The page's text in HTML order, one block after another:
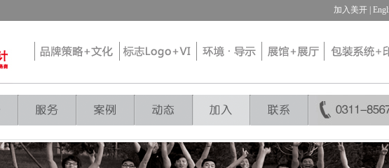
加入美开 |